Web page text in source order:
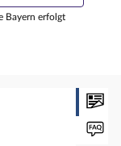
Bayern erfolgt